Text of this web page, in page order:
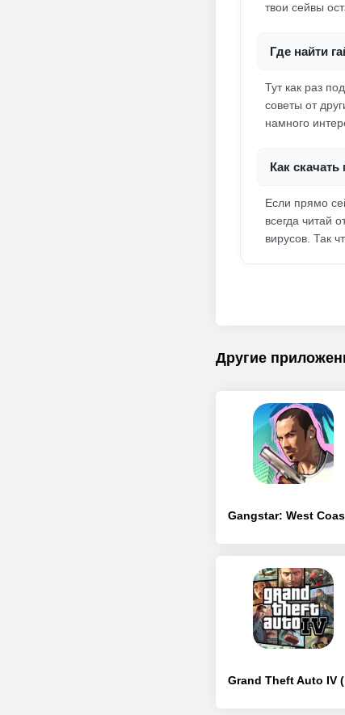
твои сейвы
Где найти
Тут как раз
советы от
намного
Как
Если прямо
всегда читай
вирусов. Так
Другие